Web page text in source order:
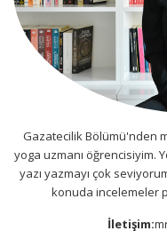
Gazatecilik Bölümü'nden
yoga uzmanı öğrencisiyim.
yazı yazmayı çok
konuda incelemeler
İletişim: